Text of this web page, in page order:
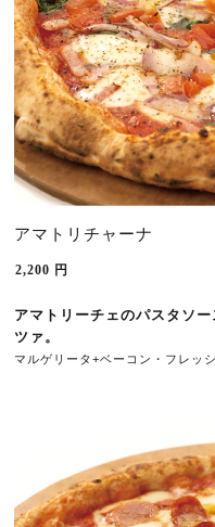
アマトリチャーナ
2,200 円
アマトリーチェのパスタソ
ツァ。
マルゲリータ+ベーコン・フレッ